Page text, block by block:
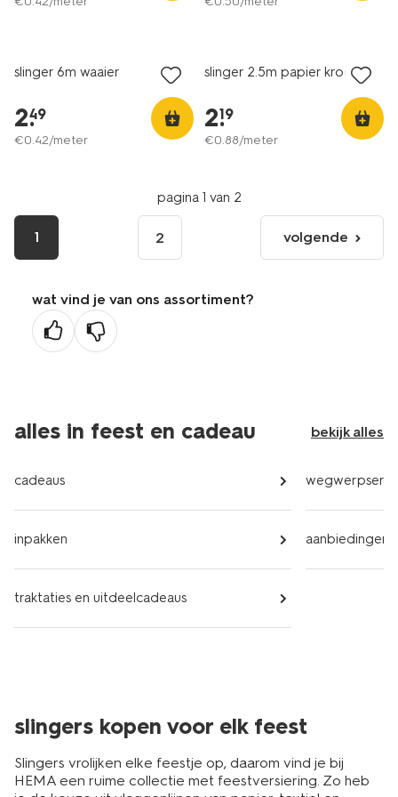
slinger 6m waaier
2.
49
€0.42/meter
slinger 2.5m papier kroon
2.
19
€0.88/meter
pagina 1 van 2
1 2
volgende
pagina
volgende
wat vind je van ons assortiment?
alles in feest en cadeau bekijk alles
cadeaus
inpakken
traktaties en uitdeelcadeaus
aanbiedingen
slingers kopen voor elk feest
Slingers vrolijken elke feestje op, daarom vind je bij
HEMA een ruime collectie met feestversiering. Zo heb